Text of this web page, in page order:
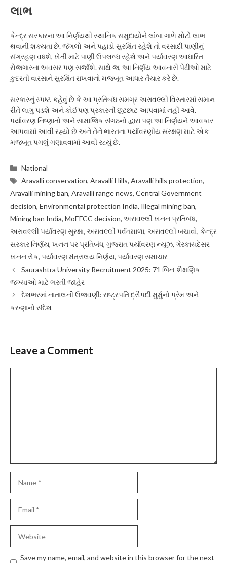
લાભ
કેન્દ્ર સરકારના આ નિર્ણયથી સ્થાનિક સમુદાયોને લાંબા ગાળે મોટો લાભ
થવાની શક્યતા છે. જંગલો અને પહાડો સુરક્ષિત રહેશે તો વરસાદી પાણીનું
સંગ્રહણ વધશે, ખેતી માટે પાણી ઉપલબ્ધ રહેશે અને પર્યાવરણ આધારિત
રોજગારના અવસર પણ સર્જાશે. સાથે જ, આ નિર્ણય આવનારી પેઢીઓ માટે
કુદરતી વારસાને સુરક્ષિત રાખવાનો મજબૂત આધાર તૈયાર કરે છે.
સરકારનું સ્પષ્ટ કહેવું છે કે આ પ્રતિબંધ સમગ્ર અરાવલ્લી વિસ્તારમાં સમાન
રીતે લાગુ પડશે અને કોઈપણ પ્રકારની છૂટછાટ આપવામાં નહીં આવે.
પર્યાવરણ નિષ્ણાતો અને સામાજિક સંગઠનો દ્વારા પણ આ નિર્ણયને આવકાર
આપવામાં આવી રહ્યો છે અને તેને ભારતના પર્યાવરણીય સંરક્ષણ માટે એક
મજબૂત પગલું ગણાવવામાં આવી રહ્યું છે.
Categories
National
Tags
Aravalli conservation,Aravalli Hills,Aravalli hills protection,
Aravalli mining ban, Aravalli range news, Central Government
decision, Environmental protection India, Illegal mining ban,
Mining ban India, MoEFCC decision, અરાવલ્લી ખનન પ્રતિબંધ,
અરાવલ્લી પર્યાવરણ સુરક્ષા, અરાવલ્લી પર્વતમાળા, અરાવલ્લી બચાવો, કેન્દ્ર
સરકાર નિર્ણય, ખનન પર પ્રતિબંધ, ગુજરાત પર્યાવરણ ન્યૂઝ, ગેરકાયદેસર
ખનન રોક, પર્યાવરણ મંત્રાલય નિર્ણય, પર્યાવરણ સમાચાર
Saurashtra University Recruitment 2025: 71 બિન-શૈક્ષણિક
જગ્યાઓ માટે ભરતી જાહેર
દેશભરમાં નાતાલની ઉજવણી: રાષ્ટ્રપતિ દ્રૌપદી મુર્મુનો પ્રેમ અને
કરુણાનો સંદેશ
Leave a Comment
Save my name, email, and website in this browser for the next